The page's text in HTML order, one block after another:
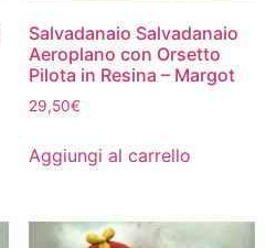
Salvadanaio Salvadanaio
Aeroplano con Orsetto
Pilota in Resina – Margot
29,50€
Aggiungi al carrello